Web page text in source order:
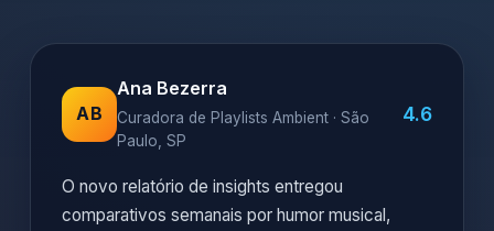
AB
Ana Bezerra
Curadora de Playlists Ambient · São
Paulo, SP
4.6
O novo relatório de insights entregou
comparativos semanais por humor musical,